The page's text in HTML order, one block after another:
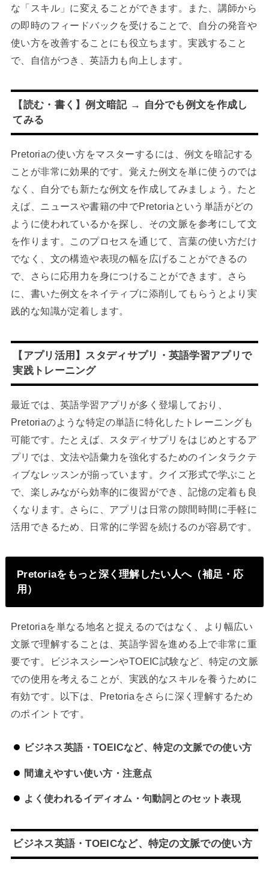
な「スキル」に変えることができます。また、講師から
の即時のフィードバックを受けることで、自分の発音や
使い方を改善することにも役立ちます。実践すること
で、自信がつき、英語力も向上します。
【読む・書く】例文暗記 → 自分でも例文を作成し
てみる
Pretoriaの使い方をマスターするには、例文を暗記する
ことが非常に効果的です。覚えた例文を単に使うのでは
なく、自分でも新たな例文を作成してみましょう。たと
えば、ニュースや書籍の中でPretoriaという単語がどの
ように使われているかを探し、その文脈を参考にして文
を作ります。このプロセスを通じて、言葉の使い方だけ
でなく、文の構造や表現の幅を広げることができるの
で、さらに応用力を身につけることができます。さら
に、書いた例文をネイティブに添削してもらうとより実
践的な知識が定着します。
【アプリ活用】スタディサプリ・英語学習アプリで
実践トレーニング
最近では、英語学習アプリが多く登場しており、
Pretoriaのような特定の単語に特化したトレーニングも
可能です。たとえば、スタディサプリをはじめとするア
プリでは、文法や語彙力を強化するためのインタラクテ
ィブなレッスンが揃っています。クイズ形式で学ぶこと
で、楽しみながら効率的に復習ができ、記憶の定着も良
くなります。さらに、アプリは日常の隙間時間に手軽に
活用できるため、日常的に学習を続けるのが容易です。
Pretoriaをもっと深く理解したい人へ（補足・応
用）
Pretoriaを単なる地名と捉えるのではなく、より幅広い
文脈で理解することは、英語学習を進める上で非常に重
要です。ビジネスシーンやTOEIC試験など、特定の文脈
での使用を考えることが、実践的なスキルを養うために
有効です。以下は、Pretoriaをさらに深く理解するため
のポイントです。
ビジネス英語・TOEICなど、特定の文脈での使い方
間違えやすい使い方・注意点
よく使われるイディオム・句動詞とのセット表現
ビジネス英語・TOEICなど、特定の文脈での使い方